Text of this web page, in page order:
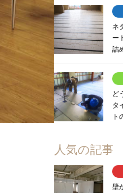
ネ
ー
詰
ど
タ
ト
人気の記事
壁